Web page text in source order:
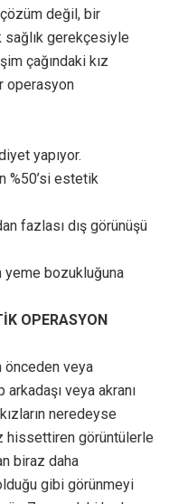
değil, bir
gerekçesiyle
çağındaki kız
operasyon
yapıyor.
%50’si estetik
fazlası dış görünüşü
yeme bozukluğuna
OPERASYON
önceden veya
veya akranı
neredeyse
hissettiren görüntülerle
biraz daha
gibi görünmeyi